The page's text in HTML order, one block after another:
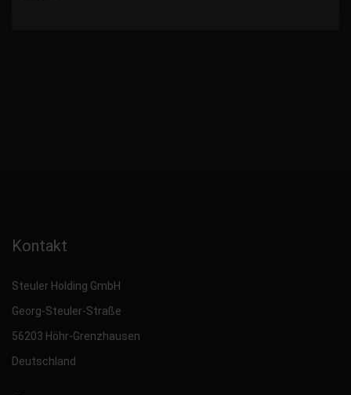
Kontakt
Steuler Holding GmbH
Georg-Steuler-Straße
56203 Höhr-Grenzhausen
Deutschland